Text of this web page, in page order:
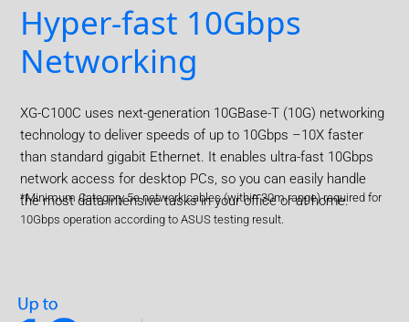
Hyper-fast 10Gbps
Networking
XG-C100C uses next-generation 10GBase-T (10G) networking
technology to deliver speeds of up to 10Gbps –10X faster
than standard gigabit Ethernet. It enables ultra-fast 10Gbps
network access for desktop PCs, so you can easily handle
the most data-intensive tasks in your office or at home.
*Minimum Category 5e network cables (within 30m range) required for
10Gbps operation according to ASUS testing result.